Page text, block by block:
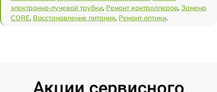
электронно-лучевой трубки, Ремонт контроллеров, Замена
CORE, Восстановление питания, Ремонт оптики.